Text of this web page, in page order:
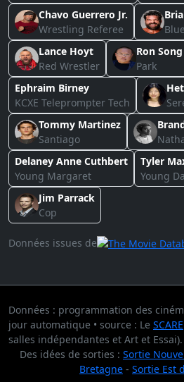
Chavo Guerrero Jr.
Wrestling Referee
Lance Hoyt
Red Wrestler
Ron Song
Park
Ephraim Birney
KCXE Teleprompter Tech
Tommy Martinez
Santiago
Delaney Anne Cuthbert
Young Margaret
Tyler
Young
Jim Parrack
Cop
Données issues de
Données : programmation des
jour automatique • source : Le SCARE
salles indépendantes et Art et Essai).
Des idées de sorties : Sortie
Bretagne - Sortie Est